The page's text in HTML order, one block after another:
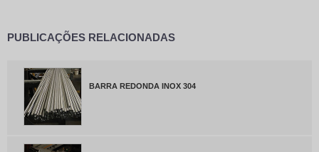
PUBLICAÇÕES RELACIONADAS
BARRA REDONDA INOX 304